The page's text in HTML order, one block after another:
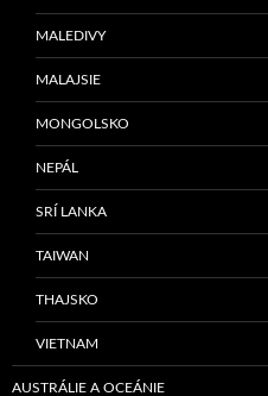
MALEDIVY
MALAJSIE
MONGOLSKO
NEPÁL
SRÍ LANKA
TAIWAN
THAJSKO
VIETNAM
AUSTRÁLIE A OCEÁNIE